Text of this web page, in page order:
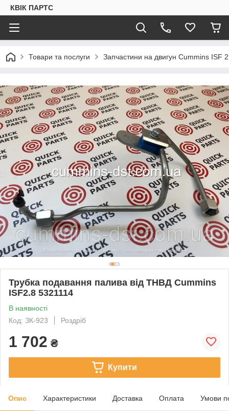
КВІК ПАРТС
Товари та послуги Запчастини на двигун Cummins ISF
Трубка подавання палива від ТНВД Cummins
ISF2.8 5321114
В наявності
Код: ЗК-923
Роздріб
1 702 ₴
Купити
Опис Характеристики Доставка Оплата Умови